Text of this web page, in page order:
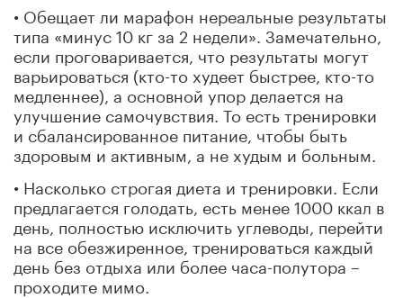
• Обещает ли марафон нереальные результаты
типа «минус 10 кг за 2 недели». Замечательно,
если проговаривается, что результаты могут
варьироваться (кто-то худеет быстрее, кто-то
медленнее), а основной упор делается на
улучшение самочувствия. То есть тренировки
и сбалансированное питание, чтобы быть
здоровым и активным, а не худым и больным.
• Насколько строгая диета и тренировки. Если
предлагается голодать, есть менее 1000 ккал в
день, полностью исключить углеводы, перейти
на все обезжиренное, тренироваться каждый
день без отдыха или более часа-полутора –
проходите мимо.